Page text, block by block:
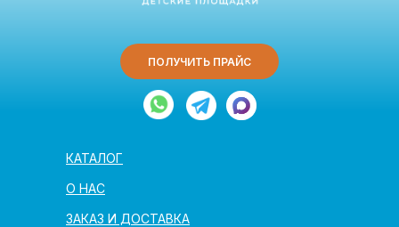
ЗАКАЗ И ДОСТАВКА
О НАС
КАТАЛОГ
ПОЛУЧИТЬ ПРАЙС